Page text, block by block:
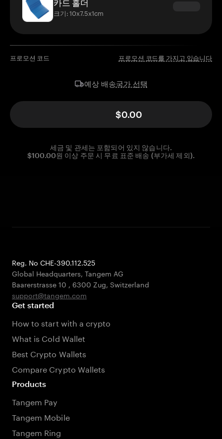
카드 홀더
크기: 10x7.5x1cm
프로모션 코드 프로모션 코드를 가지고 있습니다
예상 배송국가 선택
$0.00
세금 및 관세는 포함되어 있지 않습니다.
$100.00원 이상 주문 시 무료 표준 배송 (부가세 제외).
Reg. No CHE-390.112.525
Global Headquarters, Tangem AG
Baarerstrasse 10 , 6300 Zug, Switzerland
support@tangem.com
Get started
How to start with a crypto
What is Cold Wallet
Best Crypto Wallets
Compare Crypto Wallets
Products
Tangem Pay
Tangem Mobile
Tangem Ring